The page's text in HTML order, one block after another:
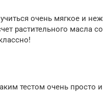
очень мягкое и
растительного масла
тестом очень просто